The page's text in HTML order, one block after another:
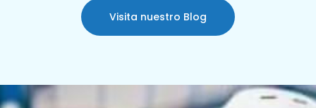
Visita nuestro Blog